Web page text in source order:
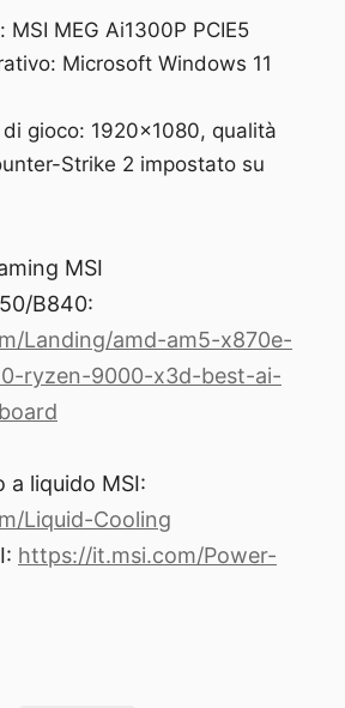
MEG Ai1300P PCIE5
Microsoft Windows 11
gioco: 1920×1080, qualità
Strike 2 impostato su
MSI
B840:
Landing/amd-am5-x870e-
ryzen-9000-x3d-best-ai-
a liquido MSI:
Liquid-Cooling
https://it.msi.com/Power-